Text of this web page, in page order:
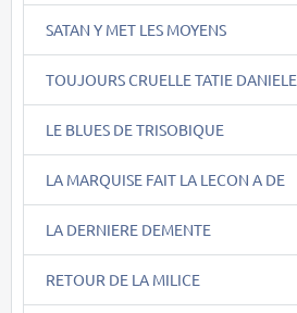
SATAN Y MET LES MOYENS
TOUJOURS CRUELLE TATIE DANIELE
LE BLUES DE TRISOBIQUE
LA MARQUISE FAIT LA LECON A DE
LA DERNIERE DEMENTE
RETOUR DE LA MILICE